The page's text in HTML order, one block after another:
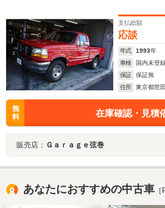
支払総額
応談
年式 1993年
車検
国内未登
保証
保証無
住所
東京都世
無
料
在庫確認・見積
販売店： Ｇａｒａｇｅ弦巻
あなたにおすすめの中古車 ［